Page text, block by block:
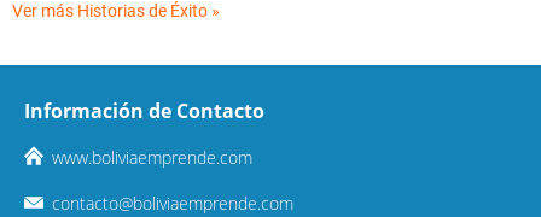
Ver más Historias de Éxito »
Información de Contacto
www.boliviaemprende.com
contacto@boliviaemprende.com